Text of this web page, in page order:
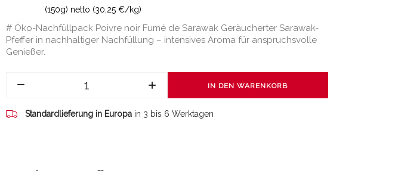
(150g) netto (30,25 €/kg)
# Öko-Nachfüllpack Poivre noir Fumé de Sarawak Geräucherter Sarawak-
Pfeffer in nachhaltiger Nachfüllung – intensives Aroma für anspruchsvolle
Genießer.
IN DEN WARENKORB
Standardlieferung in Europa in 3 bis 6 Werktagen